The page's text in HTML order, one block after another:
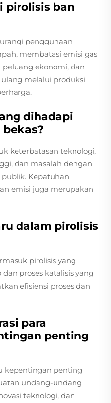
pirolisis ban
penggunaan
membatasi emisi gas
ekonomi, dan
melalui produksi
dihadapi
keterbatasan teknologi,
dan masalah dengan
publik. Kepatuhan
emisi juga merupakan
dalam pirolisis
pirolisis yang
proses katalisis yang
efisiensi proses dan
para
penting
kepentingan penting
undang-undang
teknologi, dan